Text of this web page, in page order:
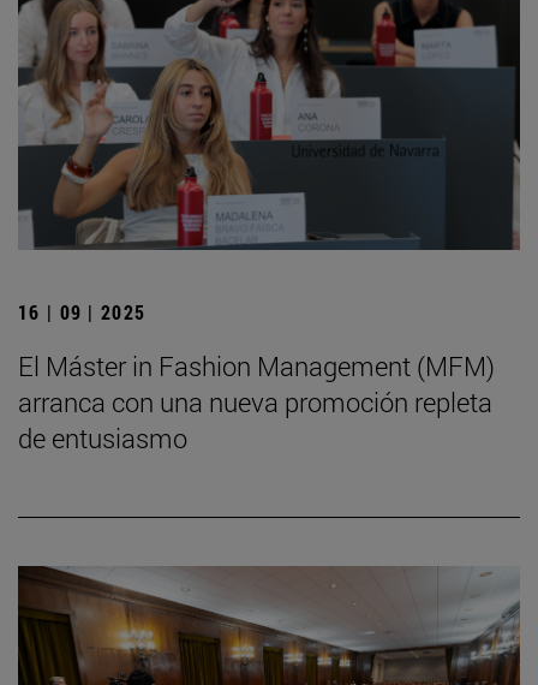
16 | 09 | 2025
El Máster in Fashion Management (MFM)
arranca con una nueva promoción repleta
de entusiasmo